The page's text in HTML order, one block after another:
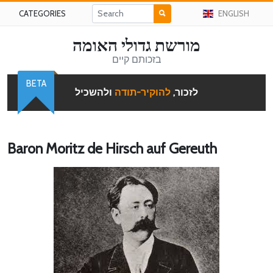
CATEGORIES ENGLISH
מורשת גדולי האומה
בזכותם קיים
לזכור, להוקיר-תודה ולהשכיל
BETA
Baron Moritz de Hirsch auf Gereuth